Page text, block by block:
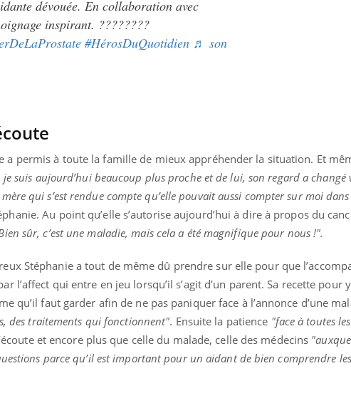
dévouée. En collaboration avec
inspirant. ????????
#HérosDuQuotidien ♬ son
a permis à toute la famille de mieux appréhender la situation. Et
suis aujourd’hui beaucoup plus proche et de lui, son regard a changé
qui s’est rendue compte qu’elle pouvait aussi compter sur moi
Au point qu’elle s’autorise aujourd’hui à dire à propos du
sûr, c’est une maladie, mais cela a été magnifique pour nous !".
Stéphanie a tout de même dû prendre sur elle pour que
l’affect qui entre en jeu lorsqu’il s’agit d’un parent. Sa recette pour
qu’il faut garder afin de ne pas paniquer face à l’annonce d’une
des traitements qui fonctionnent". Ensuite la patience "face à toutes
et encore plus que celle du malade, celle des médecins
parce qu’il est important pour un aidant de bien comprendre